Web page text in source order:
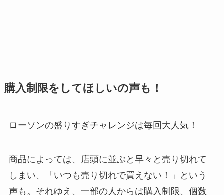
購入制限をしてほしいの声も！
ローソンの盛りすぎチャレンジは毎回大人気！
商品によっては、店頭に並ぶと早々と売り切れて
しまい、「いつも売り切れで買えない！」という
声も。それゆえ、一部の人からは購入制限、個数